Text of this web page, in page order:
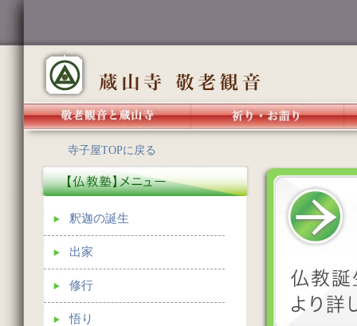
寺子屋TOPに戻る
釈迦の誕生
出家
修行
悟り